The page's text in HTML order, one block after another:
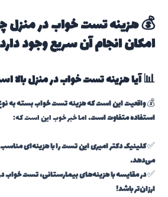
💰 هزینه تست خواب در منزل
امکان انجام آن سریع وجود
📊 آیا هزینه تست خواب در منزل بالا
💰واقعیت این است که هزینه تست خواب بسته به
استفاده متفاوت است.اما خبر خوب این است که:
✅کلینیک دکتر امیری این تست را با هزینه‌ای مناسب
می‌دهد.
✅
ارزان‌تر باشد!